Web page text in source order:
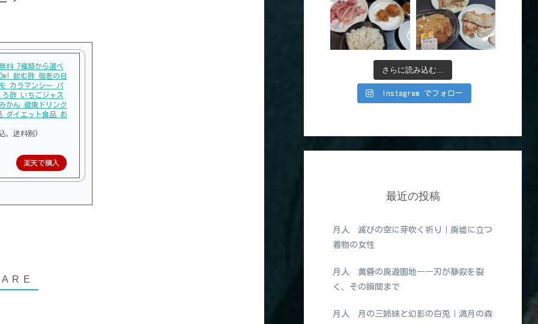
料 7種類から選べ
飲む酢 敬老の日
カラマンシー パ
酢 いちごジャス
かん 健康ドリンク
ダイエット食品 お
、送料別)
楽天で購入
さらに読み込む...
Instagram でフォロー
最近の投稿
月人 滅びの空に芽吹く祈り｜廃墟に立つ
着物の女性
月人 黄昏の廃遊園地――刃が静寂を裂
く、その瞬間まで
月人 月の三姉妹と幻影の白兎｜満月の森